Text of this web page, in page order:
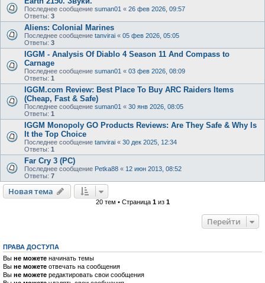
Последнее сообщение suman01 « 26 фев 2026, 09:57
Ответы: 3
Aliens: Colonial Marines
Последнее сообщение tanvirai « 05 фев 2026, 05:05
Ответы: 3
IGGM - Analysis Of Diablo 4 Season 11 And Compass to
Carnage
Последнее сообщение suman01 « 03 фев 2026, 08:09
Ответы: 1
IGGM.com Review: Best Place To Buy ARC Raiders Items
(Cheap, Fast & Safe)
Последнее сообщение suman01 « 30 янв 2026, 08:05
Ответы: 1
IGGM Monopoly GO Products Reviews: Are They Safe & Why Is
It the Top Choice
Последнее сообщение tanvirai « 30 дек 2025, 12:34
Ответы: 1
Far Cry 3 (PC)
Последнее сообщение Petka88 « 12 июн 2013, 08:52
Ответы: 7
Новая тема
20 тем • Страница 1из 1
Перейти
ПРАВА ДОСТУПА
Вы не можете начинать темы
Вы не можете отвечать на сообщения
Вы не можете редактировать свои сообщения